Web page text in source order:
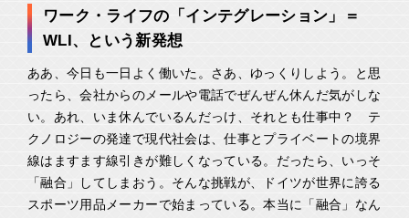
ワーク・ライフの「インテグレーション」＝
WLI、という新発想
ああ、今日も一日よく働いた。さあ、ゆっくりしよう。と思
ったら、会社からのメールや電話でぜんぜん休んだ気がしな
い。あれ、いま休んでいるんだっけ、それとも仕事中？ テ
クノロジーの発達で現代社会は、仕事とプライベートの境界
線はますます線引きが難しくなっている。だったら、いっそ
「融合」してしまおう。そんな挑戦が、ドイツが世界に誇る
スポーツ用品メーカーで始まっている。本当に「融合」なん